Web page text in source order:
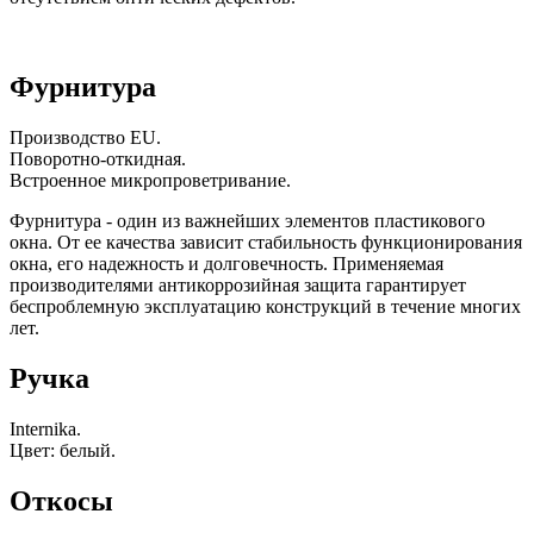
Фурнитура
Производство EU.
Поворотно-откидная.
Встроенное микропроветривание.
Фурнитура - один из важнейших элементов пластикового
окна. От ее качества зависит стабильность функционирования
окна, его надежность и долговечность. Применяемая
производителями антикоррозийная защита гарантирует
беспроблемную эксплуатацию конструкций в течение многих
лет.
Ручка
Internika.
Цвет: белый.
Откосы